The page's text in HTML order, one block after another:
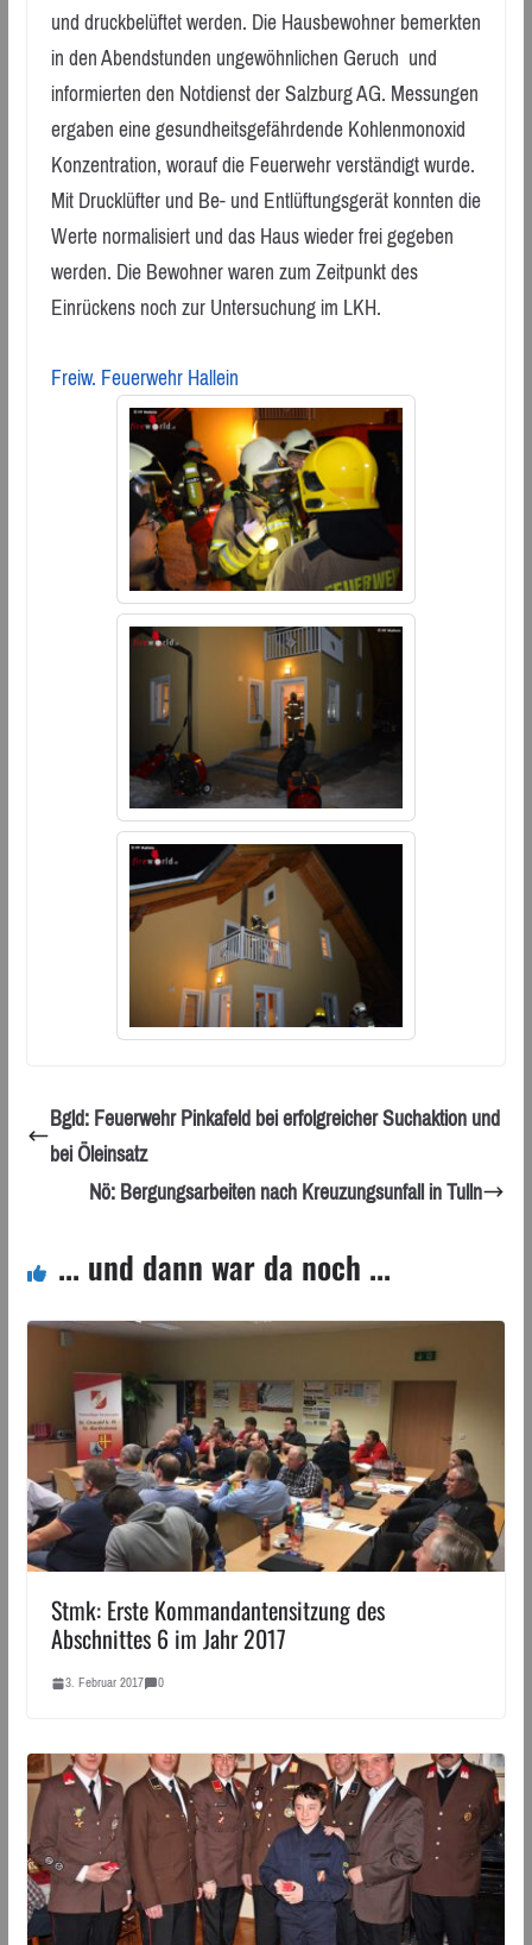
und druckbelüftet werden. Die Hausbewohner bemerkten
in den Abendstunden ungewöhnlichen Geruch und
informierten den Notdienst der Salzburg AG. Messungen
ergaben eine gesundheitsgefährdende Kohlenmonoxid
Konzentration, worauf die Feuerwehr verständigt wurde.
Mit Drucklüfter und Be- und Entlüftungsgerät konnten die
Werte normalisiert und das Haus wieder frei gegeben
werden. Die Bewohner waren zum Zeitpunkt des
Einrückens noch zur Untersuchung im LKH.
Freiw. Feuerwehr Hallein
Bgld: Feuerwehr Pinkafeld bei erfolgreicher Suchaktion und
bei Öleinsatz
Nö: Bergungsarbeiten nach Kreuzungsunfall in Tulln
... und dann war da noch ...
Stmk: Erste Kommandantensitzung des
Abschnittes 6 im Jahr 2017
3. Februar 2017 0